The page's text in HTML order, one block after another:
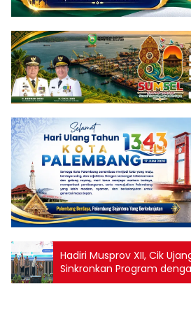
Hadiri Musprov XII, Cik
Sinkronkan Program
Sumsel